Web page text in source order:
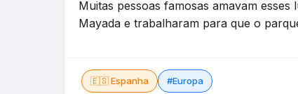
Muitas pessoas famosas amavam
Mayada e trabalharam para que o
🇪🇸 Espanha #Europa